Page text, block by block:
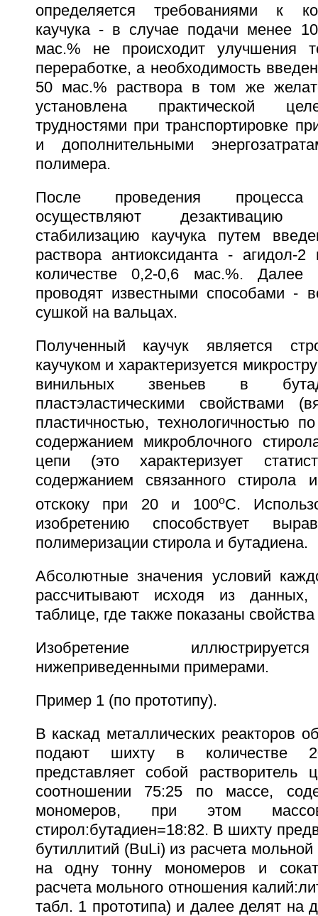
определяется требованиями к
каучука - в случае подачи менее
мас.% не происходит улучшения
переработке, а необходимость
50 мас.% раствора в том же
установлена практической
трудностями при транспортировке
и дополнительными
полимера.
После проведения процесса
осуществляют дезактивацию
стабилизацию каучука путем
раствора антиоксиданта - агидол-
количестве 0,2-0,6 мас.%. Далее
проводят известными способами -
сушкой на вальцах.
Полученный каучук является
каучуком и характеризуется
винильных звеньев в
пластэластическими свойствами
пластичностью, технологичностью
содержанием микроблочного
цепи (это характеризует
содержанием связанного стирола
отскоку при 20 и 100oС.
изобретению способствует
полимеризации стирола и бутадиена.
Абсолютные значения условий
рассчитывают исходя из данных,
таблице, где также показаны свойства
Изобретение
нижеприведенными примерами.
Пример 1 (по прототипу).
В каскад металлических реакторов
подают шихту в количестве
представляет собой растворитель
соотношении 75:25 по массе,
мономеров, при этом
стирол:бутадиен=18:82. В шихту
бутиллитий (BuLi) из расчета
на одну тонну мономеров и
расчета мольного отношения
табл. 1 прототипа) и далее делят на